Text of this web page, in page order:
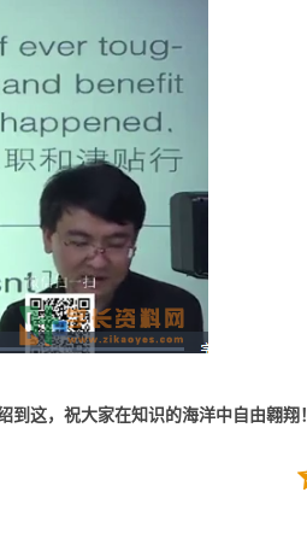
这，祝大家在知识的海洋中自由翱翔！